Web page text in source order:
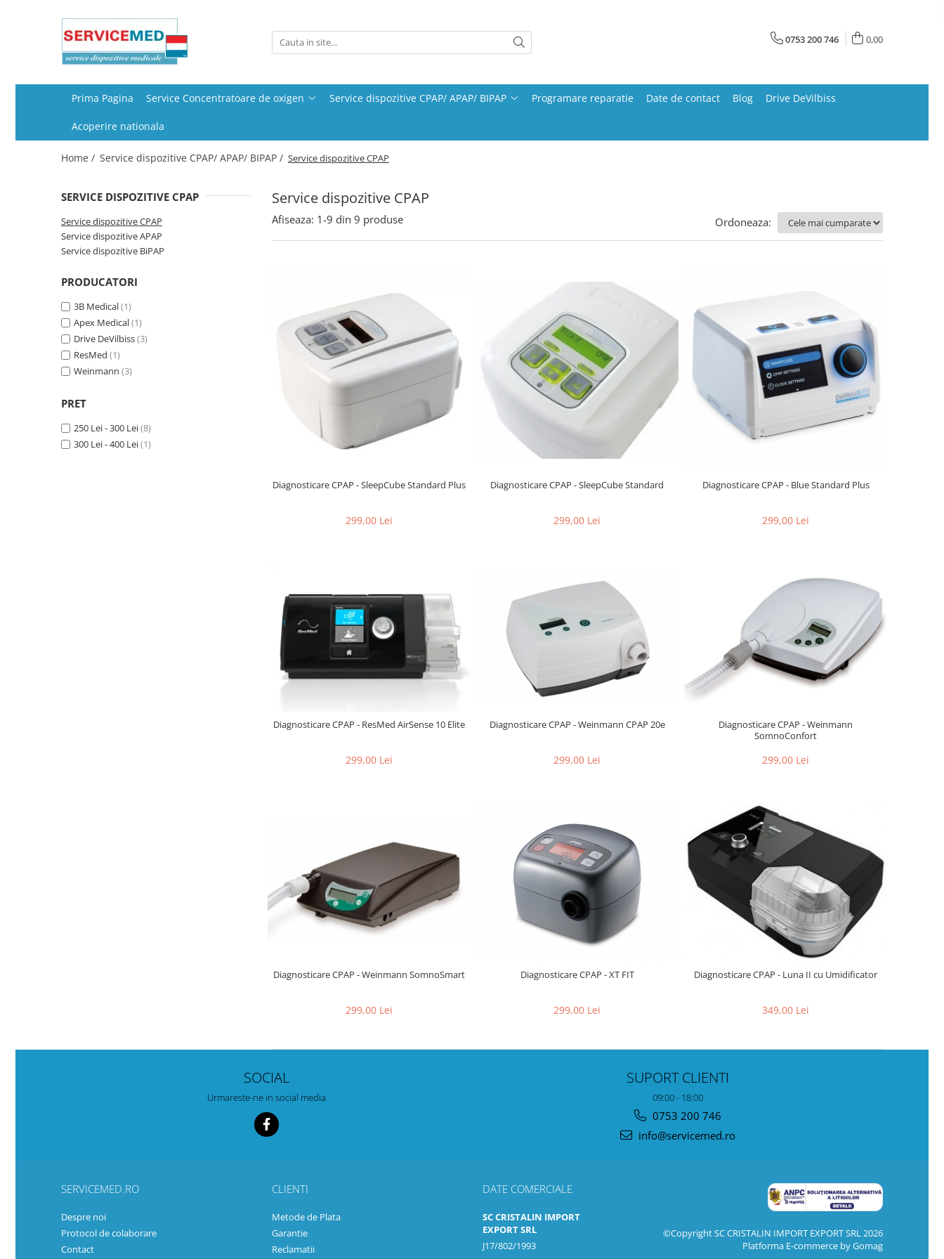
Service Concentratoare de oxigen
Service dispozitive CPAP/ APAP/ BIPAP
Service dispozitive APAP
Service dispozitive BiPAP
0753 200 746 0,00
Prima Pagina Service Concentratoare de oxigen Service dispozitive CPAP/ APAP/ BIPAP Programare reparatie Date de contact Blog Drive DeVilbiss
Acoperire nationala
Home / Service dispozitive CPAP/ APAP/ BIPAP / Service dispozitive CPAP
Service dispozitive CPAP
SERVICE DISPOZITIVE CPAP
Service dispozitive CPAP
Service dispozitive APAP
Service dispozitive BiPAP
PRODUCATORI
3B Medical(1)
Apex Medical(1)
Drive DeVilbiss(3)
ResMed (1)
Weinmann (3)
PRET
250 Lei - 300 Lei(8)
300 Lei - 400 Lei(1)
Afiseaza: 1-9 din 9 produse Ordoneaza:
Diagnosticare CPAP - SleepCube Standard Plus
299,00 Lei
Diagnosticare CPAP - SleepCube Standard
299,00 Lei
Diagnosticare CPAP - Blue Standard Plus
299,00 Lei
Diagnosticare CPAP - ResMed AirSense 10 Elite
299,00 Lei
Diagnosticare CPAP - Weinmann CPAP 20e
299,00 Lei
Diagnosticare CPAP - Weinmann
SomnoConfort
299,00 Lei
Diagnosticare CPAP - Weinmann SomnoSmart
299,00 Lei
Diagnosticare CPAP - XT FIT
299,00 Lei
Diagnosticare CPAP - Luna II cu Umidificator
349,00 Lei
SOCIAL
Urmareste-ne in social media
SUPORT CLIENTI
09:00 - 18:00
0753 200 746
info@servicemed.ro
SERVICEMED.RO
Despre noi
Protocol de colaborare
Contact
CLIENTI
Metode de Plata
Garantie
Reclamatii
DATE COMERCIALE
SC CRISTALIN IMPORT
EXPORT SRL
J17/802/1993
©Copyright SC CRISTALIN IMPORT EXPORT SRL 2026
Platforma E-commerce by Gomag